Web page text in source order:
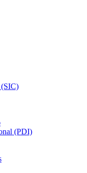
(SIC)
(PDI)